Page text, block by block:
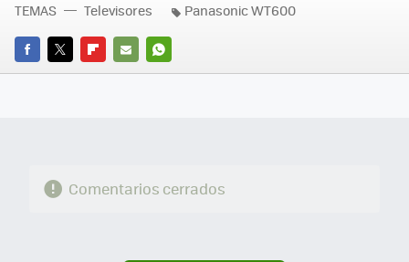
FACEBOOK
TWITTERFLIPBOARD
E-
WHATSAPP
TEMAS Televisores Panasonic WT600
Comentarios cerrados